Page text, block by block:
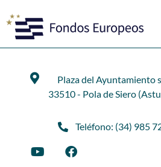
Plaza del Ayuntamiento
33510 - Pola de Siero
Teléfono: (34) 985